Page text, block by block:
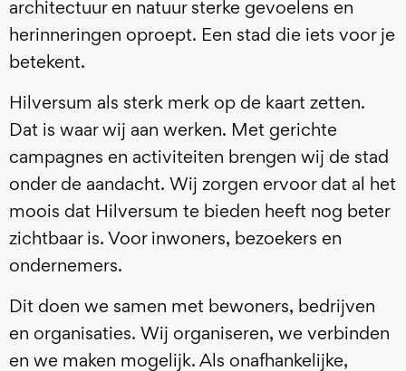
architectuur en natuur sterke gevoelens en
herinneringen oproept. Een stad die iets voor je
betekent.
Hilversum als sterk merk op de kaart zetten.
Dat is waar wij aan werken. Met gerichte
campagnes en activiteiten brengen wij de stad
onder de aandacht. Wij zorgen ervoor dat al het
moois dat Hilversum te bieden heeft nog beter
zichtbaar is. Voor inwoners, bezoekers en
ondernemers.
Dit doen we samen met bewoners, bedrijven
en organisaties. Wij organiseren, we verbinden
en we maken mogelijk. Als onafhankelijke,